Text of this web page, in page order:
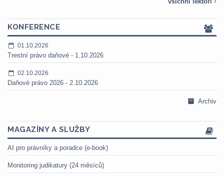
KONFERENCE
01.10.2026
Trestní právo daňové - 1.10.2026
02.10.2026
Daňové právo 2026 - 2.10.2026
Archiv
MAGAZÍNY A SLUŽBY
AI pro právníky a poradce (e-book)
Monitoring judikatury (24 měsíců)